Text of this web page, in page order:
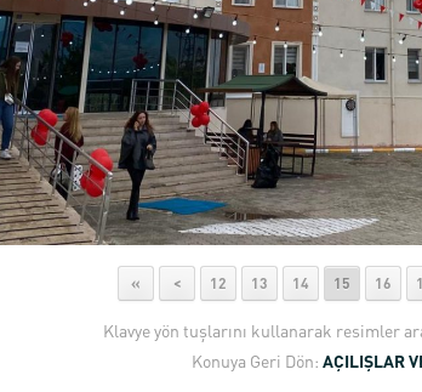
« < 12 13 14 15 16
Klavye yön tuşlarını kullanarak resimler
Konuya Geri Dön: AÇILIŞLAR